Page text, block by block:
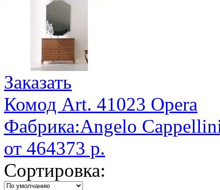
Заказать
Комод Art. 41023 Opera
Фабрика:Angelo
от 464373 р.
Сортировка: